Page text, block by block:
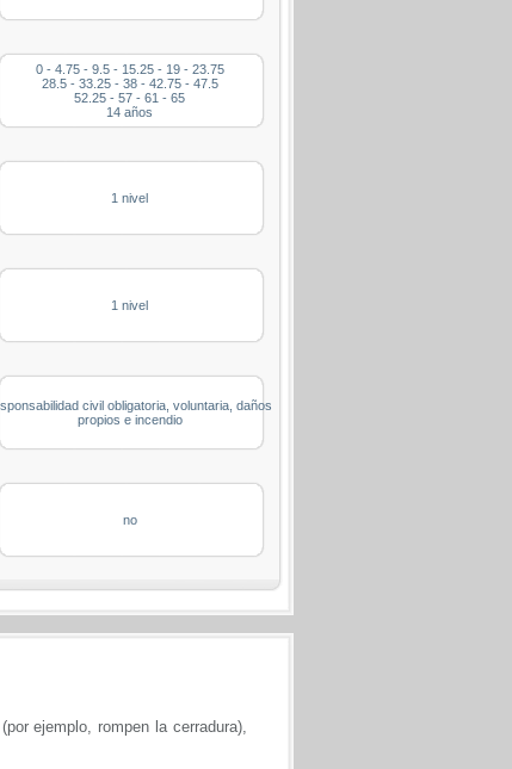
0 - 4.75 - 9.5 - 15.25 - 19 - 23.75
28.5 - 33.25 - 38 - 42.75 - 47.5
52.25 - 57 - 61 - 65
14 años
1 nivel
1 nivel
civil obligatoria, voluntaria, daños
propios e incendio
no
ejemplo, rompen la cerradura),